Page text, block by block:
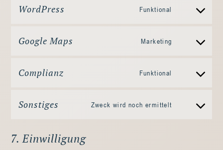
WordPress Funktional
Google Maps Marketing
Complianz Funktional
Sonstiges Zweck wird noch ermittelt
7. Einwilligung